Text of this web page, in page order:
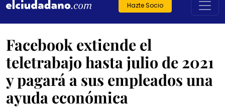
Hazte Socio
Facebook extiende el
teletrabajo hasta julio de 2021
y pagará a sus empleados una
ayuda económica